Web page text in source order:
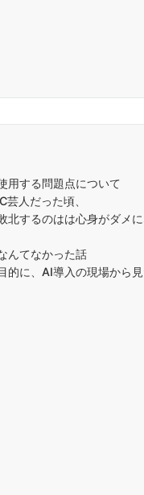
用する問題点について
人だった頃、
北するのはは心身がダメ
んてなかった話
的に、AI導入の現場から